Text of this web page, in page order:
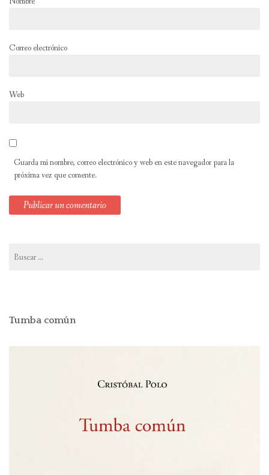
Correo electrónico
Web
Guarda mi nombre, correo electrónico y web en este navegador para la
próxima vez que comente.
Tumba común